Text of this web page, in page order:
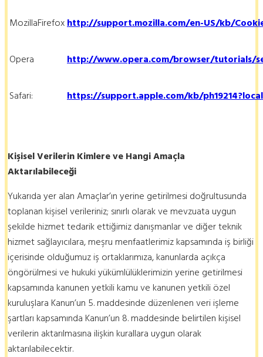
MozillaFirefoxhttp://support.mozilla.com/en-US/kb/
Opera http://www.opera.com/browser/tutorials/
Safari: https://support.apple.com/kb/
Kişisel Verilerin Kimlere ve Hangi Amaçla
Aktarılabileceği
Yukarıda yer alan Amaçlar’ın yerine getirilmesi doğrultusunda
toplanan kişisel verileriniz; sınırlı olarak ve mevzuata uygun
şekilde hizmet tedarik ettiğimiz danışmanlar ve diğer teknik
hizmet sağlayıcılara, meşru menfaatlerimiz kapsamında iş birliği
içerisinde olduğumuz iş ortaklarımıza, kanunlarda açıkça
öngörülmesi ve hukuki yükümlülüklerimizin yerine getirilmesi
kapsamında kanunen yetkili kamu ve kanunen yetkili özel
kuruluşlara Kanun’un 5. maddesinde düzenlenen veri işleme
şartları kapsamında Kanun’un 8. maddesinde belirtilen kişisel
verilerin aktarılmasına ilişkin kurallara uygun olarak
aktarılabilecektir.